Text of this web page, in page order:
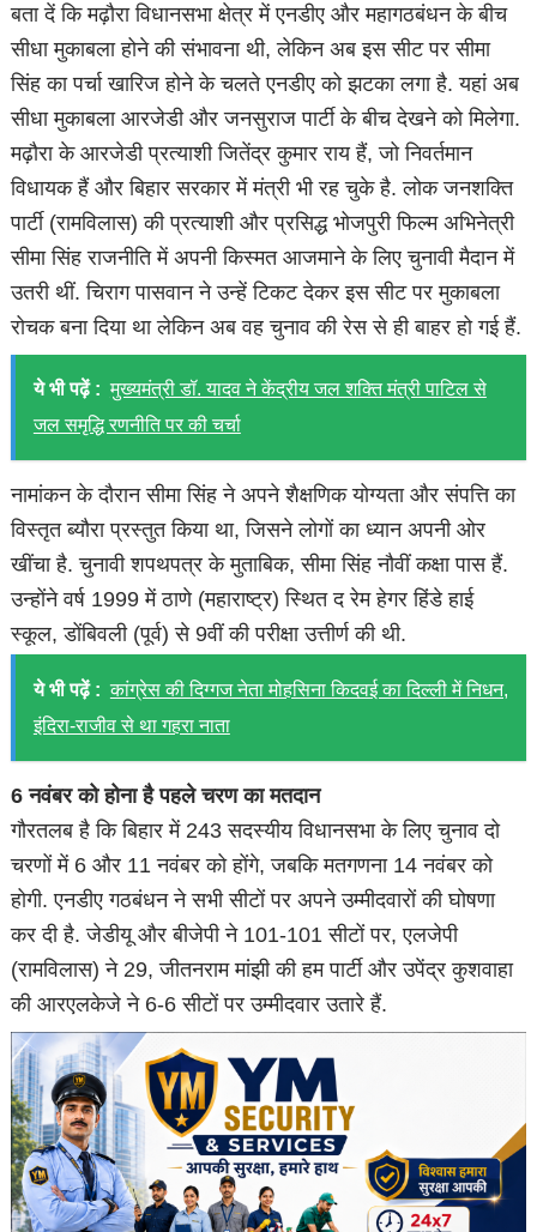
बता दें कि मढ़ौरा विधानसभा क्षेत्र में एनडीए और महागठबंधन के बीच
सीधा मुकाबला होने की संभावना थी, लेकिन अब इस सीट पर सीमा
सिंह का पर्चा खारिज होने के चलते एनडीए को झटका लगा है. यहां अब
सीधा मुकाबला आरजेडी और जनसुराज पार्टी के बीच देखने को मिलेगा.
मढ़ौरा के आरजेडी प्रत्याशी जितेंद्र कुमार राय हैं, जो निवर्तमान
विधायक हैं और बिहार सरकार में मंत्री भी रह चुके है. लोक जनशक्ति
पार्टी (रामविलास) की प्रत्याशी और प्रसिद्ध भोजपुरी फिल्म अभिनेत्री
सीमा सिंह राजनीति में अपनी किस्मत आजमाने के लिए चुनावी मैदान में
उतरी थीं. चिराग पासवान ने उन्हें टिकट देकर इस सीट पर मुकाबला
रोचक बना दिया था लेकिन अब वह चुनाव की रेस से ही बाहर हो गई हैं.
ये भी पढ़ें : मुख्यमंत्री डॉ. यादव ने केंद्रीय जल शक्ति मंत्री पाटिल से
जल समृद्धि रणनीति पर की चर्चा
नामांकन के दौरान सीमा सिंह ने अपने शैक्षणिक योग्यता और संपत्ति का
विस्तृत ब्यौरा प्रस्तुत किया था, जिसने लोगों का ध्यान अपनी ओर
खींचा है. चुनावी शपथपत्र के मुताबिक, सीमा सिंह नौवीं कक्षा पास हैं.
उन्होंने वर्ष 1999 में ठाणे (महाराष्ट्र) स्थित द रेम हेगर हिंडे हाई
स्कूल, डोंबिवली (पूर्व) से 9वीं की परीक्षा उत्तीर्ण की थी.
ये भी पढ़ें : कांग्रेस की दिग्गज नेता मोहसिना किदवई का दिल्ली में निधन,
इंदिरा-राजीव से था गहरा नाता
6 नवंबर को होना है पहले चरण का मतदान
गौरतलब है कि बिहार में 243 सदस्यीय विधानसभा के लिए चुनाव दो
चरणों में 6 और 11 नवंबर को होंगे, जबकि मतगणना 14 नवंबर को
होगी. एनडीए गठबंधन ने सभी सीटों पर अपने उम्मीदवारों की घोषणा
कर दी है. जेडीयू और बीजेपी ने 101-101 सीटों पर, एलजेपी
(रामविलास) ने 29, जीतनराम मांझी की हम पार्टी और उपेंद्र कुशवाहा
की आरएलकेजे ने 6-6 सीटों पर उम्मीदवार उतारे हैं.